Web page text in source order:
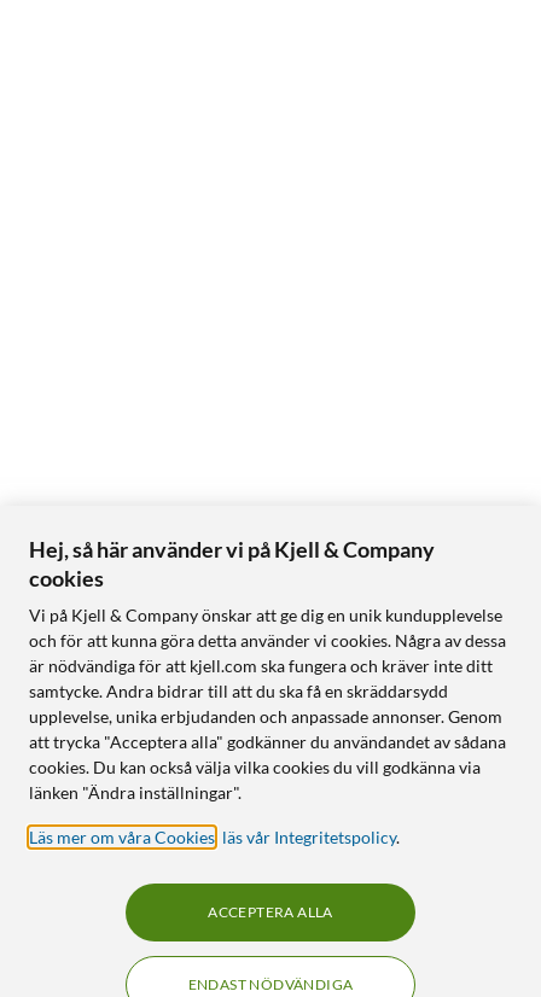
Hej, så här använder vi på Kjell & Company
cookies
Vi på Kjell & Company önskar att ge dig en unik kundupplevelse
och för att kunna göra detta använder vi cookies. Några av dessa
är nödvändiga för att kjell.com ska fungera och kräver inte ditt
samtycke. Andra bidrar till att du ska få en skräddarsydd
upplevelse, unika erbjudanden och anpassade annonser. Genom
att trycka "Acceptera alla" godkänner du användandet av sådana
cookies. Du kan också välja vilka cookies du vill godkänna via
länken "Ändra inställningar".
Läs mer om våra Cookies läs vår Integritetspolicy.
ENDAST NÖDVÄNDIGA
ACCEPTERA ALLA